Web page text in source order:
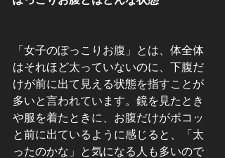
「女子のぽっこりお腹」とは、体全体
はそれほど太っていないのに、下腹だ
けが前に出て見える状態を指すことが
多いと言われています。鏡を見たとき
や服を着たときに、お腹だけがポコッ
と前に出ているように感じると、「太
ったのかな」と気になる人も多いので